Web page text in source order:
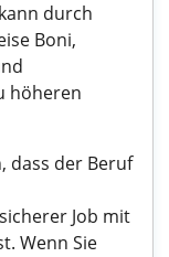
durch
Boni,
höheren
dass der Beruf
Job mit
Wenn Sie